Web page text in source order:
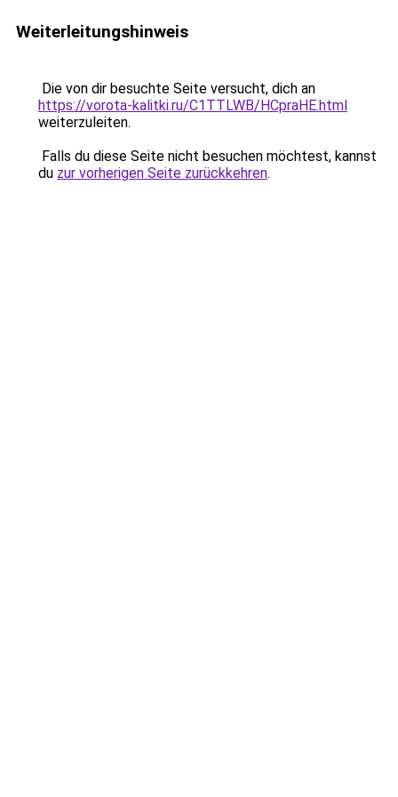
Weiterleitungshinweis
Die von dir besuchte Seite versucht, dich an
https://vorota-kalitki.ru/C1TTLWB/HCpraHE.html
weiterzuleiten.
Falls du diese Seite nicht besuchen möchtest, kannst
du zur vorherigen Seite zurückkehren.